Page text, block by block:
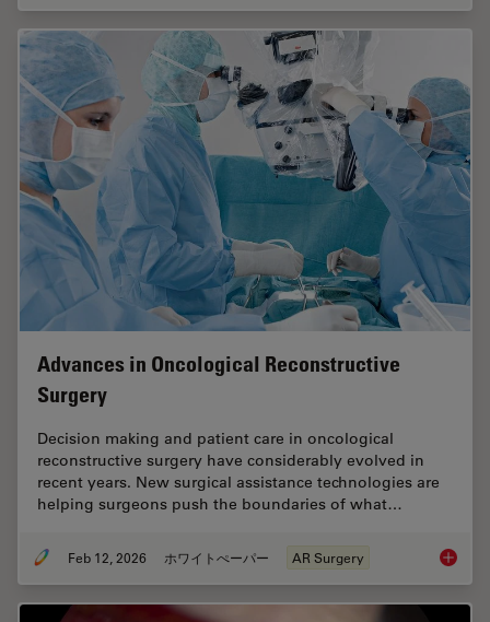
Advances in Oncological Reconstructive
Surgery
Decision making and patient care in oncological
reconstructive surgery have considerably evolved in
recent years. New surgical assistance technologies are
helping surgeons push the boundaries of what…
Feb 12, 2026 ホワイトぺーパー AR Surgery